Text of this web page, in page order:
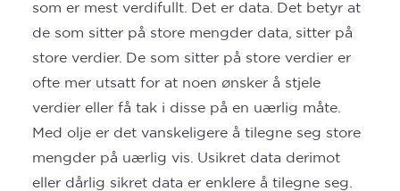
som er mest verdifullt. Det er data. Det betyr at
de som sitter på store mengder data, sitter på
store verdier. De som sitter på store verdier er
ofte mer utsatt for at noen ønsker å stjele
verdier eller få tak i disse på en uærlig måte.
Med olje er det vanskeligere å tilegne seg store
mengder på uærlig vis. Usikret data derimot
eller dårlig sikret data er enklere å tilegne seg.